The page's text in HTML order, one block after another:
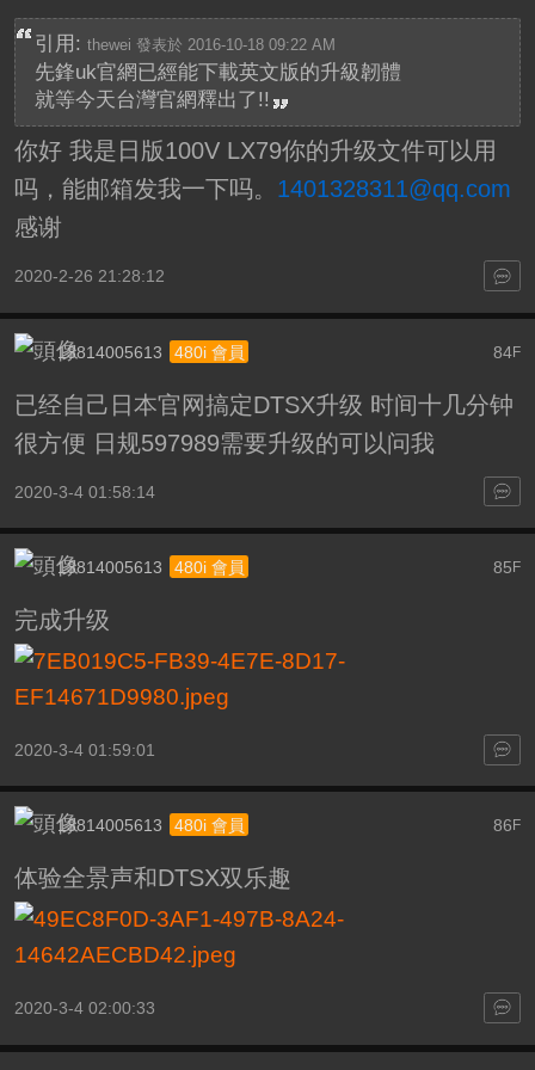
引用: thewei 發表於 2016-10-18 09:22 AM
先鋒uk官網已經能下載英文版的升級韌體
就等今天台灣官網釋出了!!
你好 我是日版100V LX79你的升级文件可以用
吗，能邮箱发我一下吗。 1401328311@qq.com
感谢
2020-2-26 21:28:12
84F
13814005613 480i 會員
已经自己日本官网搞定DTSX升级 时间十几分钟
很方便 日规597989需要升级的可以问我
2020-3-4 01:58:14
85 F
13814005613 480i 會員
完成升级
2020-3-4 01:59:01
86 F
13814005613 480i 會員
体验全景声和DTSX双乐趣
2020-3-4 02:00:33